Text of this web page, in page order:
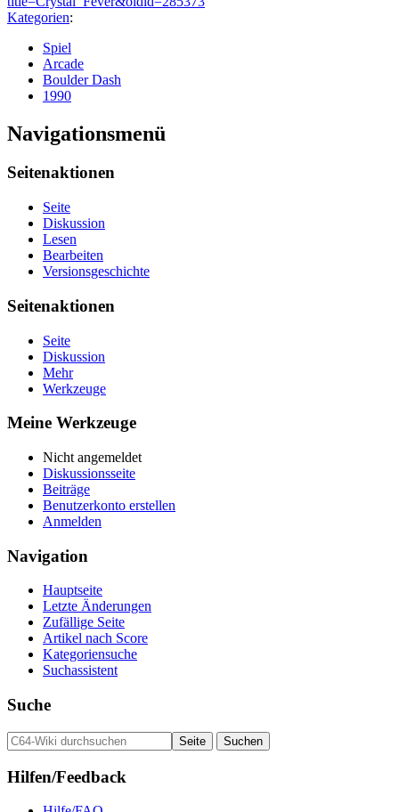
Kategorien:
Spiel
Arcade
Boulder Dash
1990
Navigationsmenü
Seitenaktionen
Seite
Diskussion
Lesen
Bearbeiten
Versionsgeschichte
Seitenaktionen
Seite
Diskussion
Mehr
Werkzeuge
Meine Werkzeuge
Nicht angemeldet
Diskussionsseite
Beiträge
Benutzerkonto erstellen
Anmelden
Navigation
Hauptseite
Letzte Änderungen
Zufällige Seite
Artikel nach Score
Kategoriensuche
Suchassistent
Suche
Hilfen/Feedback